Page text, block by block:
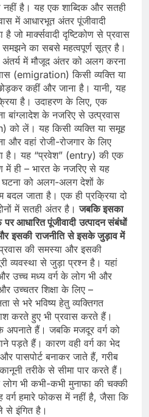
नहीं है। यह एक शाब्दिक और सतही
में आधारभूत अंतर पूंजीवादी
जो मार्क्सवादी दृष्टिकोण से प्रवास
का सबसे महत्वपूर्ण सूत्र है।
में मौजूद अंतर को अलग करना
(emigration) किसी व्यक्ति या
कहीं और जाना है। यानी, यह
है। उदाहरण के लिए, एक
बांग्लादेश के नजरिए से उत्प्रवास
लें। यह किसी व्यक्ति या समूह
और वहां रोजी-रोजगार के लिए
है। यह “प्रवेश” (entry) की एक
में ही – भारत के नजरिए से यह
को अलग-अलग देशों के
जाता है। एक ही प्रक्रिया दो
में सतही अंतर है।जबकिइसका
परआधारितपूंजीवादी उत्पादनसंबंधों
इसकी राजनीति सेइसकेजुड़ावमें
की समस्‍या और इसकी
व्यवस्था से जुड़ा प्रश्‍न है। यहां
उच्‍च मध्‍य वर्ग के लोग भी और
उच्‍चतर शिक्षा के लिए –
से भरे भविष्‍य हेतु व्‍यक्तिगत
करते हुए भी प्रवास करते हैं।
अपनाते हैं। जबकि मजदूर वर्ग को
पड़ते हैं। कारण वही वर्ग का भेद
पासपोर्ट बनाकर जाते हैं, गरीब
तरीके से सीमा पार करते हैं।
लोग भी कभी-कभी मुनाफा की चक्‍की
हमारे फोकस में नहीं है, जैसा कि
से इंगित है।